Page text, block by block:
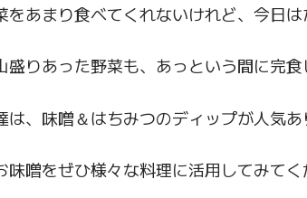
をあまり食べてくれないけれど、今日
盛りあった野菜も、あっという間に完食
は、味噌＆はちみつのディップが人気
味噌をぜひ様々な料理に活用してみて